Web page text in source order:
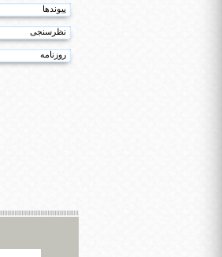
پیوندها
نظرسنجی
روزنامه